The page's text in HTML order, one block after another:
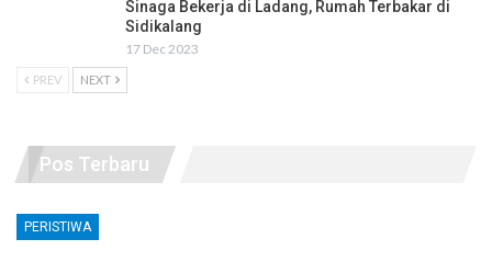
Sinaga Bekerja di Ladang, Rumah Terbakar di
Sidikalang
17 Dec 2023
PREV NEXT
Pos Terbaru
PERISTIWA